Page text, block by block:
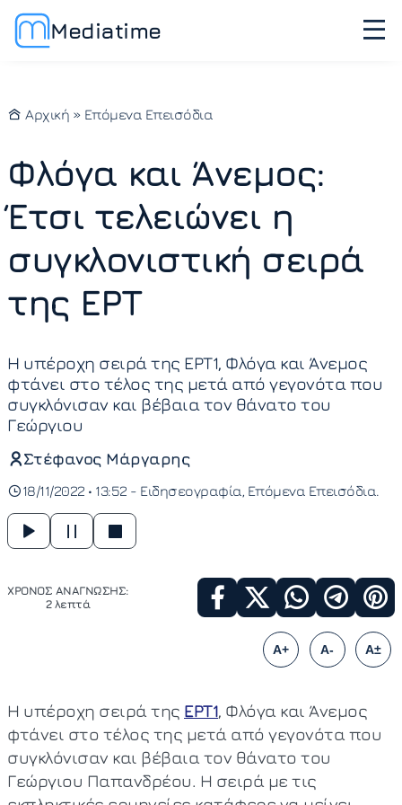
Mediatime
Αρχική » Επόμενα Επεισόδια
Φλόγα και Άνεμος:
Έτσι τελειώνει η
συγκλονιστική σειρά
της ΕΡΤ
Η υπέροχη σειρά της ΕΡΤ1, Φλόγα και Άνεμος
φτάνει στο τέλος της μετά από γεγονότα που
συγκλόνισαν και βέβαια τον θάνατο του
Γεώργιου
Στέφανος Μάργαρης
18/11/2022 • 13:52 - Ειδησεογραφία Επόμενα Επεισόδια
ΧΡΟΝΟΣ ΑΝΑΓΝΩΣΗΣ:
2 λεπτά
A+ A- A±
Η υπέροχη σειρά της ΕΡΤ1, Φλόγα και Άνεμος
φτάνει στο τέλος της μετά από γεγονότα που
συγκλόνισαν και βέβαια τον θάνατο του
Γεώργιου Παπανδρέου. Η σειρά με τις